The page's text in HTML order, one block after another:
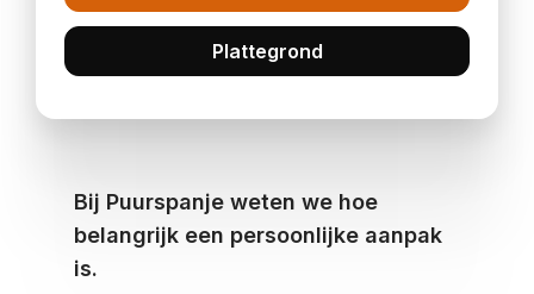
Plattegrond
Bij Puurspanje weten we hoe
belangrijk een persoonlijke aanpak
is.